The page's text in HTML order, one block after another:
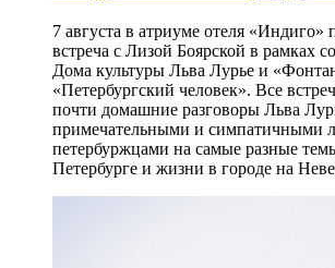
7 августа в атриуме отеля «Индиго»
встреча с Лизой Боярской в рамках
Дома культуры Льва Лурье и
«Петербургский человек». Все
почти домашние разговоры Льва
примечательными и симпатичными
петербуржцами на самые разные
Петербурге и жизни в городе на